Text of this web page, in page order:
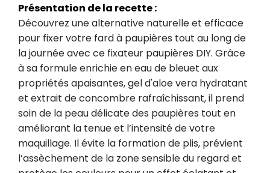
Présentation de la recette :
Découvrez une alternative naturelle et efficace
pour fixer votre fard à paupières tout au long de
la journée avec ce fixateur paupières DIY. Grâce
à sa formule enrichie en eau de bleuet aux
propriétés apaisantes, gel d'aloe vera hydratant
et extrait de concombre rafraîchissant, il prend
soin de la peau délicate des paupières tout en
améliorant la tenue et l’intensité de votre
maquillage. Il évite la formation de plis, prévient
l’assèchement de la zone sensible du regard et